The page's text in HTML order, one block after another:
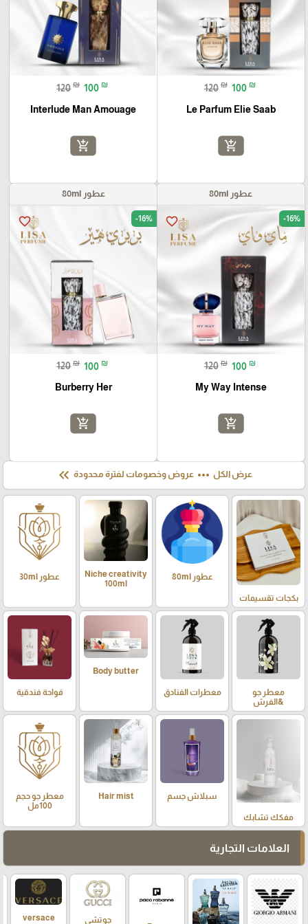
120 ₪ 100 ₪
Le Parfum Elie Saab
add_shopping_cart
120 ₪ 100 ₪
Interlude Man Amouage
add_shopping_cart
عطور 80ml
favorite_border -16%
120 ₪ 100 ₪
My Way Intense
add_shopping_cart
عطور 80ml
favorite_border -16%
120 ₪ 100 ₪
Burberry Her
add_shopping_cart
عرض الكل more_horiz عروض وخصومات لفترة محدودة keyboard_double_arrow_left
بكجات تقسيمات
عطور 80ml
Niche creativity
100ml
عطور 30ml
معطر جو
&الفرش
معطرات الفنادق
Body butter
فواحة فندقية
مفكك تشابك
سبلاش جسم Hair mist
معطر جو حجم
100مل
العلامات التجارية
جوتشي versace